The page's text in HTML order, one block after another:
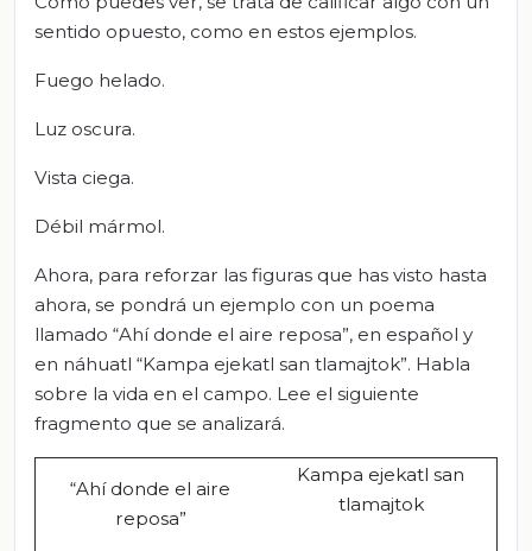
sentido opuesto, como en estos ejemplos.
Fuego helado.
Luz oscura.
Vista ciega.
Débil mármol.
Ahora, para reforzar las figuras que has visto hasta
ahora, se pondrá un ejemplo con un poema
llamado “Ahí donde el aire reposa”, en español y
en náhuatl “Kampa ejekatl san tlamajtok”. Habla
sobre la vida en el campo. Lee el siguiente
fragmento que se analizará.
“Ahí donde el aire
reposa”
Kampa ejekatl san
tlamajtok